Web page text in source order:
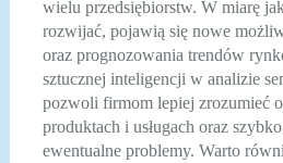
wielu przedsiębiorstw. W miarę
rozwijać, pojawią się nowe
oraz prognozowania trendów
sztucznej inteligencji w analizie
pozwoli firmom lepiej zrozumieć
produktach i usługach oraz
ewentualne problemy. Warto